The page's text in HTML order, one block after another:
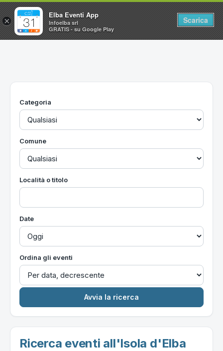
Home
Utilità
Categoria
Comune
Località o titolo
Date
Ordina gli eventi
Ricerca eventi all'Isola d'Elba
×
Elba Eventi App
Infoelba srl
GRATIS - su Google Play
Scarica